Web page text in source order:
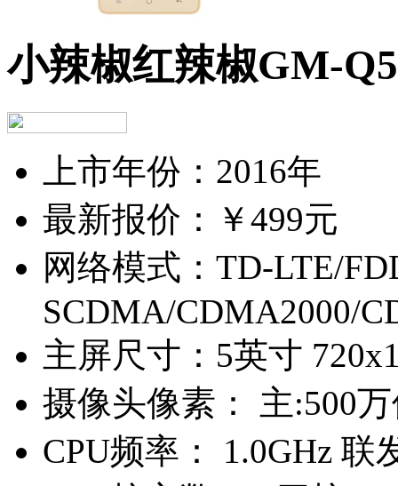
小辣椒红辣椒GM-Q5
上市年份： 2016年
最新报价：
￥499元
网络模式： TD-LTE/
SCDMA/CDMA2000/
主屏尺寸： 5英寸
摄像头像素：
主:500
CPU频率：
1.0GHz 联